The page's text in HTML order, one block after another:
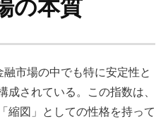
の本質
市場の中でも特に安定性と
されている。この指数は、
縮図」としての性格を持って